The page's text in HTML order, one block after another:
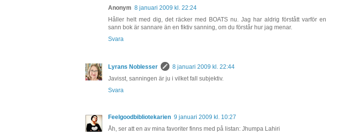
Anonym 8 januari 2009 kl. 22:24
Håller helt med dig, det räcker med BOATS nu. Jag har aldrig förstått varför en
sann bok är sannare än en fiktiv sanning, om du förstår hur jag menar.
Svara
Lyrans Noblesser
8 januari 2009 kl. 22:44
Javisst, sanningen är ju i vilket fall subjektiv.
Svara
Feelgoodbibliotekarien 9 januari 2009 kl. 10:27
Åh, ser att en av mina favoriter finns med på listan: Jhumpa Lahiri